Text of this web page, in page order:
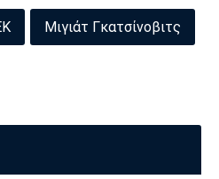
Σεν
Ζερμέν
Μαρσέιγ
Τότεναμ
Μιγιάτ Γκατσίνοβιτς